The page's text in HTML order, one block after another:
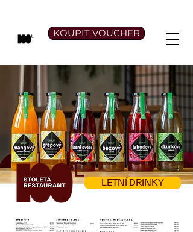
KOUPIT VOUCHER
LETNÍ DRINKY